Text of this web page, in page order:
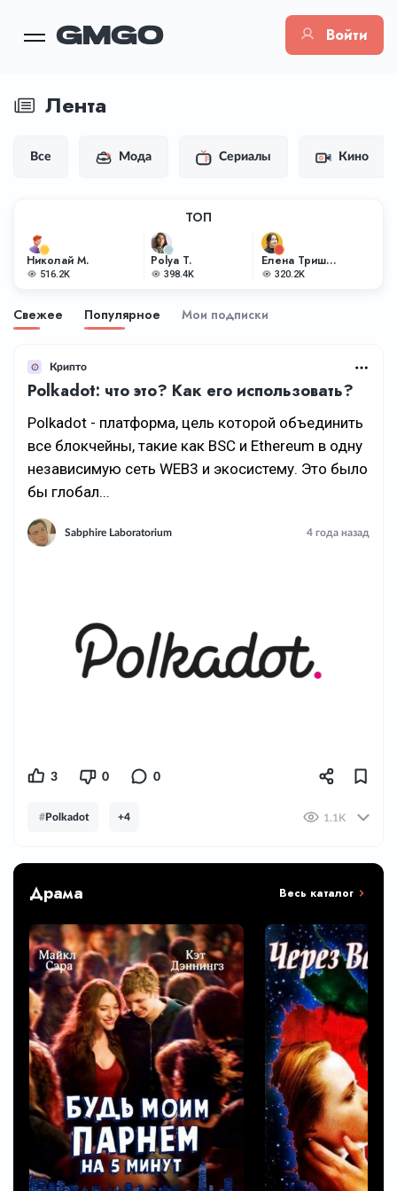
Войти
Лента
Все Мода Сериалы Кино
ТОП
Николай М.
516.2K
Polya T.
398.4K
Елена Тришкина
320.2K
Свежее Популярное Мои подписки
Крипто
Polkadot: что это? Как его использовать?
Polkadot - платформа, цель которой объединить
все блокчейны, такие как BSC и Ethereum в одну
независимую сеть WEB3 и экосистему. Это было
бы глобал...
Sabphire Laboratorium 4 года назад
3 0 0
#Polkadot +4 1.1K
Драма Весь каталог